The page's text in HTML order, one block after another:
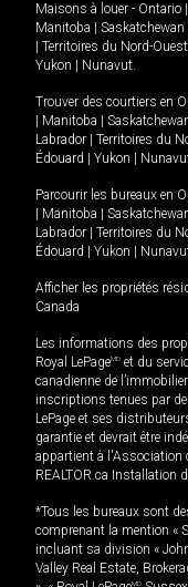
Maisons à louer - Ontario
Manitoba
Saskatchewan
Territoires du Nord-Ouest
Yukon
Nunavut.
Trouver des courtiers en
Manitoba
Labrador
Territoires du
Édouard
Yukon
Parcourir les bureaux en
Manitoba
Labrador
Territoires du
Édouard
Yukon
Afficher les propriétés
Canada
Les informations des
Royal LePageMD et du
canadienne de
inscriptions tenues par
LePage et ses
garantie et devrait être
appartient à l'Association
REALTOR.ca Installation
*Tous les bureaux sont
comprenant la mention «
incluant sa division «
Valley Real Estate,
MD